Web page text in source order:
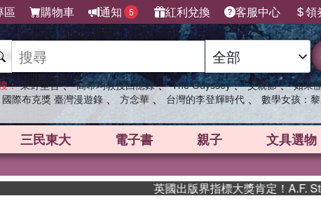
區 購物車 通知 5 紅利兌換 客服中心 領
： 東野圭吾 、 高希均教授回憶錄 、 The Odyssey 、 父親節 、 如果
國際布克獎 臺灣漫遊錄 、 方念華 、 台灣的李登輝時代 、 數學女孩：
三民東大 電子書 親子 文具選物
英國出版界指標大獎肯定！A.F.